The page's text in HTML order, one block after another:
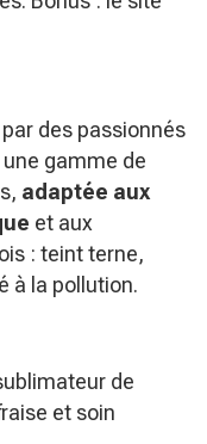
des passionnés
gamme de
adaptée aux
et aux
: teint terne,
à la pollution.
de
et soin